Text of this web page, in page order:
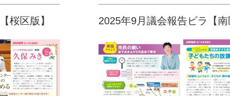
桜区版】 2025年9月議会報告ビラ【南